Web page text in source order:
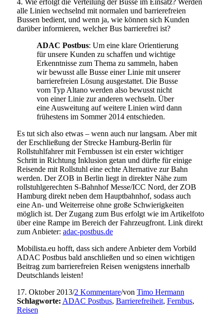
alle Linien wechselnd mit normalen und barrierefreien
Bussen bedient, und wenn ja, wie können sich Kunden
darüber informieren, welcher Bus barrierefrei ist?
ADAC Postbus: Um eine klare Orientierung
für unsere Kunden zu schaffen und wichtige
Erkenntnisse zum Thema zu sammeln, haben
wir bewusst alle Busse einer Linie mit unserer
barrierefreien Lösung ausgestattet. Die Busse
vom Typ Altano werden also bewusst nicht
von einer Linie zur anderen wechseln. Über
eine Ausweitung auf weitere Linien wird dann
frühestens im Sommer 2014 entschieden.
Es tut sich also etwas – wenn auch nur langsam. Aber mit
der Erschließung der Strecke Hamburg-Berlin für
Rollstuhlfahrer mit Fernbussen ist ein erster wichtiger
Schritt in Richtung Inklusion getan und dürfte für einige
Reisende mit Rollstuhl eine echte Alternative zur Bahn
werden. Der ZOB in Berlin liegt in direkter Nähe zum
rollstuhlgerechten S-Bahnhof Messe/ICC Nord, der ZOB
Hamburg direkt neben dem Hauptbahnhof, sodass auch
eine An- und Weiterreise ohne große Schwierigkeiten
möglich ist. Der Zugang zum Bus erfolgt wie im Artikelfoto
über eine Rampe im Bereich der Fahrzeugfront. Link direkt
zum Anbieter: adac-postbus.de
Mobilista.eu hofft, dass sich andere Anbieter dem Vorbild
ADAC Postbus bald anschließen und so einen wichtigen
Beitrag zum barrierefreien Reisen wenigstens innerhalb
Deutschlands leisten!
17. Oktober 2013/2 Kommentare/von Timo Hermann
Schlagworte: ADAC Postbus, Barrierefreiheit, Fernbus,
Reisen